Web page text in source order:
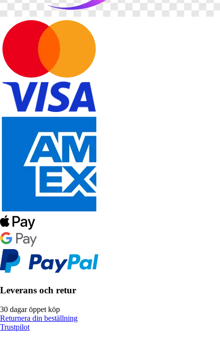
Leverans och retur
30 dagar öppet köp
Returnera din beställning
Trustpilot